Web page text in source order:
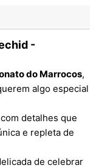
-
do Marrocos,
algo especial
com detalhes que
e repleta de
de celebrar